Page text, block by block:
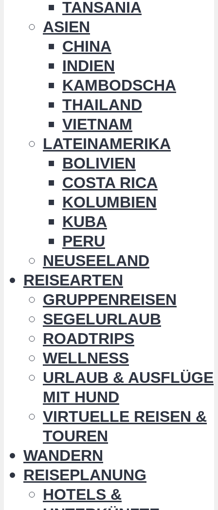
TANSANIA
ASIEN
CHINA
INDIEN
KAMBODSCHA
THAILAND
VIETNAM
LATEINAMERIKA
BOLIVIEN
COSTA RICA
KOLUMBIEN
KUBA
PERU
NEUSEELAND
REISEARTEN
GRUPPENREISEN
SEGELURLAUB
ROADTRIPS
WELLNESS
URLAUB & AUSFLÜGE
MIT HUND
VIRTUELLE REISEN &
TOUREN
WANDERN
REISEPLANUNG
HOTELS &